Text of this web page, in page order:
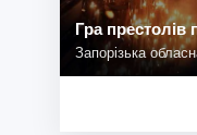
Гра престолів
Запорізька